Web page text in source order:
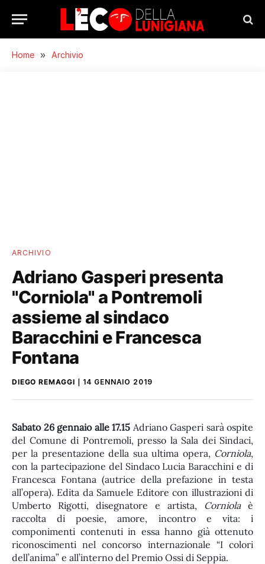
Home » Archivio
ARCHIVIO
Adriano Gasperi presenta
"Corniola" a Pontremoli
assieme al sindaco
Baracchini e Francesca
Fontana
DIEGO REMAGGI 14 GENNAIO 2019
Sabato 26 gennaio alle 17.15 Adriano Gasperi sarà ospite
del Comune di Pontremoli, presso la Sala dei Sindaci,
per la presentazione della sua ultima opera, Corniola,
con la partecipazione del Sindaco Lucia Baracchini e di
Francesca Fontana (autrice della prefazione in testa
all’opera). Edita da Samuele Editore con illustrazioni di
Umberto Rigotti, disegnatore e artista, Corniolaè
raccolta di poesie, amore, incontro e vita: i
componimenti contenuti in essa hanno già ottenuto
riconoscimenti nel concorso internazionale “I colori
dell’anima” e all’interno del Premio Ossi di Seppia.